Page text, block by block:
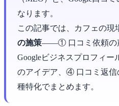
なります。
この記事では、カフェの現
の施策――① 口コミ依頼の
Googleビジネスプロフィ
のアイデア、④ 口コミ返
種特化でまとめます。